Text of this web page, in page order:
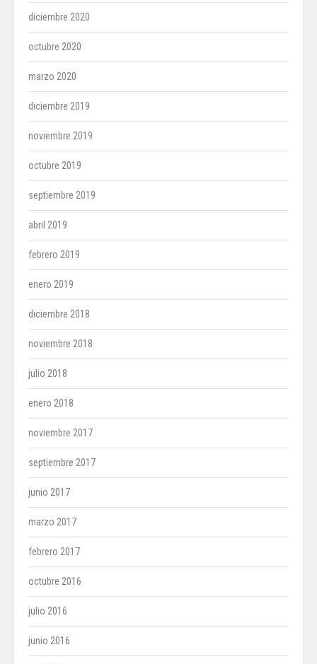
diciembre 2020
octubre 2020
marzo 2020
diciembre 2019
noviembre 2019
octubre 2019
septiembre 2019
abril 2019
febrero 2019
enero 2019
diciembre 2018
noviembre 2018
julio 2018
enero 2018
noviembre 2017
septiembre 2017
junio 2017
marzo 2017
febrero 2017
octubre 2016
julio 2016
junio 2016